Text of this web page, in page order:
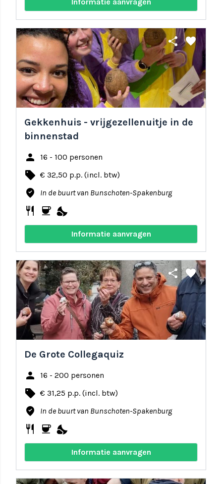
share favorite
Gekkenhuis - vrijgezellenuitje in de
binnenstad
person 16 - 100 personen
local_offer € 32,50 p.p. (incl. btw)
where_to_vote In de buurt van Bunschoten-Spakenburg
restaurant coffee nights_stay
Informatie aanvragen
share favorite
De Grote Collegaquiz
person 16 - 200 personen
local_offer € 31,25 p.p. (incl. btw)
where_to_vote In de buurt van Bunschoten-Spakenburg
restaurant coffee nights_stay
Informatie aanvragen